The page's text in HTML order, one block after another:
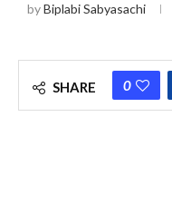
byBiplabi Sabyasachi
SHARE 0